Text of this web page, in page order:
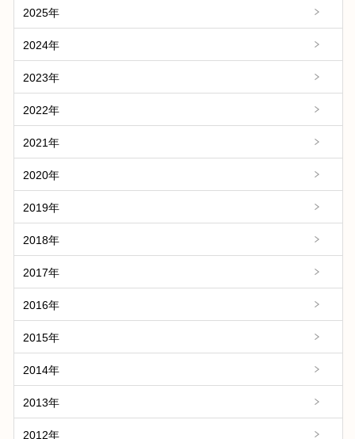
2025年
2024年
2023年
2022年
2021年
2020年
2019年
2018年
2017年
2016年
2015年
2014年
2013年
2012年